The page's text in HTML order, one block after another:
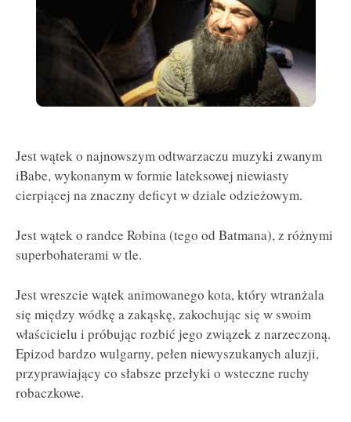
Jest wątek o najnowszym odtwarzaczu muzyki zwanym
iBabe, wykonanym w formie lateksowej niewiasty
cierpiącej na znaczny deficyt w dziale odzieżowym.
Jest wątek o randce Robina (tego od Batmana), z różnymi
superbohaterami w tle.
Jest wreszcie wątek animowanego kota, który wtranżala
się między wódkę a zakąskę, zakochując się w swoim
właścicielu i próbując rozbić jego związek z narzeczoną.
Epizod bardzo wulgarny, pełen niewyszukanych aluzji,
przyprawiający co słabsze przełyki o wsteczne ruchy
robaczkowe.